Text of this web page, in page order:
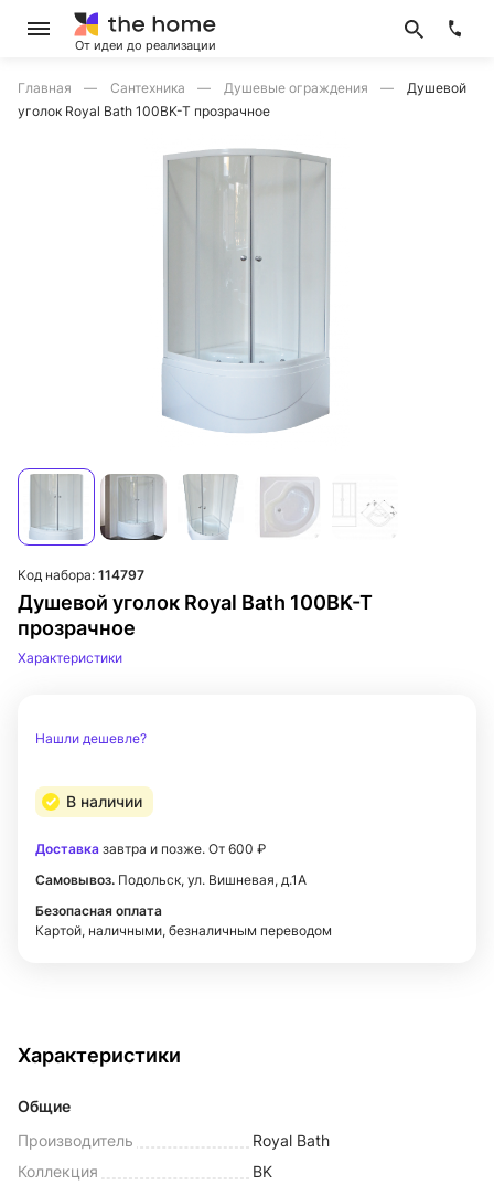
От идеи до реализации
Главная Сантехника Душевые ограждения
Душевой
уголок Royal Bath 100BK-T прозрачное
Душевой уголок Royal Bath 100BK-T
прозрачное
Код набора: 114797
Характеристики
Нашли дешевле?
В наличии
Доставка завтра и позже. От 600 ₽
Самовывоз. Подольск, ул. Вишневая, д.1А
Безопасная оплата
Картой, наличными, безналичным переводом
Характеристики
Общие
Производитель
Royal Bath
Коллекция
BK